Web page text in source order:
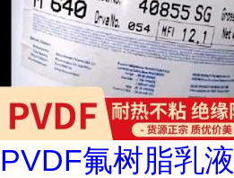
PVDF氟树脂乳液